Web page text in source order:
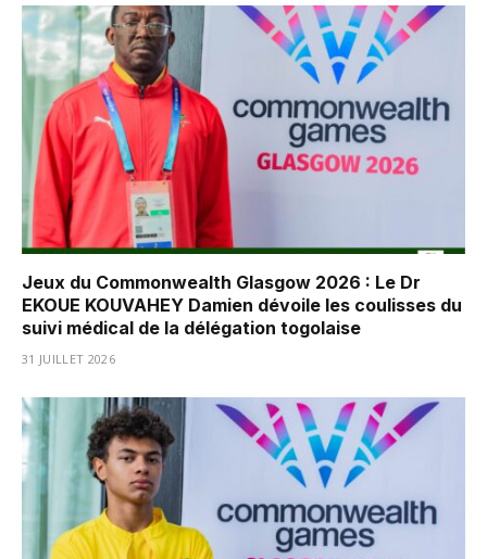
Jeux du Commonwealth Glasgow 2026 : Le Dr
EKOUE KOUVAHEY Damien dévoile les coulisses du
suivi médical de la délégation togolaise
31 JUILLET 2026